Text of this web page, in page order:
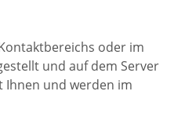
oder im
und auf dem Server
Ihnen und werden im